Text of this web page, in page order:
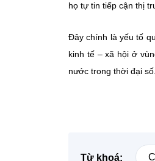
họ tự tin tiếp cận thị
Đây chính là yếu tố
kinh tế – xã hội ở
nước trong thời đại số.
Từ khoá: